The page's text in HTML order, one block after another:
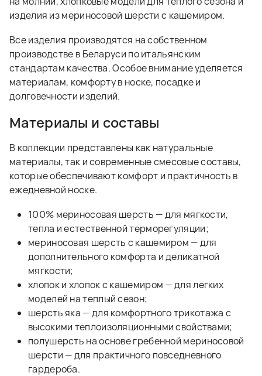
изделия из мериносовой шерсти с кашемиром.
Все изделия производятся на собственном
производстве в Беларуси по итальянским
стандартам качества. Особое внимание уделяется
материалам, комфорту в носке, посадке и
долговечности изделий.
Материалы и составы
В коллекции представлены как натуральные
материалы, так и современные смесовые составы,
которые обеспечивают комфорт и практичность в
ежедневной носке.
100% мериносовая шерсть — для мягкости,
тепла и естественной терморегуляции;
мериносовая шерсть с кашемиром — для
дополнительного комфорта и деликатной
мягкости;
хлопок и хлопок с кашемиром — для легких
моделей на теплый сезон;
шерсть яка — для комфортного трикотажа с
высокими теплоизоляционными свойствами;
полушерсть на основе гребенной мериносовой
шерсти — для практичного повседневного
гардероба.